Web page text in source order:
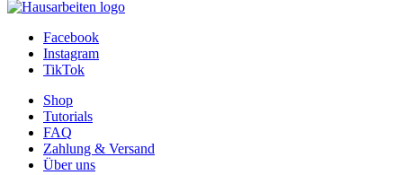
Facebook
Instagram
TikTok
Shop
Tutorials
FAQ
Zahlung & Versand
Über uns